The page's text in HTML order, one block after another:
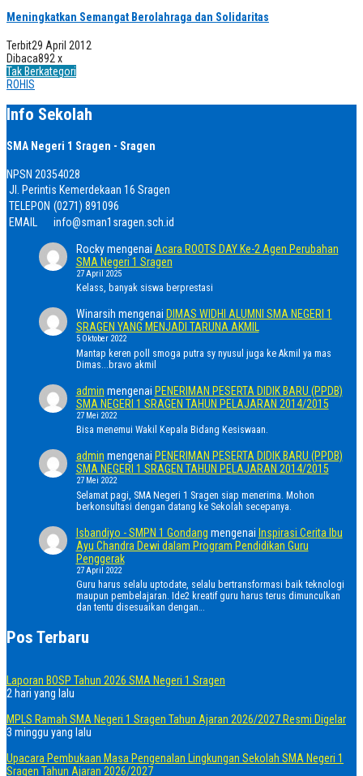
Meningkatkan Semangat Berolahraga dan Solidaritas
Terbit29 April 2012
Dibaca892 x
Tak Berkategori
ROHIS
Info Sekolah
SMA Negeri 1 Sragen - Sragen
NPSN 20354028
Jl. Perintis Kemerdekaan 16 Sragen
TELEPON (0271) 891096
EMAIL
info@sman1sragen.sch.id
Rockymengenai Acara ROOTS DAY Ke-2 Agen Perubahan
SMA Negeri 1 Sragen
27 April 2025
Kelass, banyak siswa berprestasi
Winarsih mengenai DIMAS WIDHI ALUMNI SMA NEGERI 1
SRAGEN YANG MENJADI TARUNA AKMIL
5 Oktober 2022
Mantap keren poll smoga putra sy nyusul juga ke Akmil ya mas
Dimas...bravo akmil
admin mengenai PENERIMAN PESERTA DIDIK BARU (PPDB)
SMA NEGERI 1 SRAGEN TAHUN PELAJARAN 2014/2015
27 Mei 2022
Bisa menemui Wakil Kepala Bidang Kesiswaan.
admin mengenai PENERIMAN PESERTA DIDIK BARU (PPDB)
SMA NEGERI 1 SRAGEN TAHUN PELAJARAN 2014/2015
27 Mei 2022
Selamat pagi, SMA Negeri 1 Sragen siap menerima. Mohon
berkonsultasi dengan datang ke Sekolah secepanya.
Isbandiyo - SMPN 1 Gondang mengenai Inspirasi Cerita Ibu
Ayu Chandra Dewi dalam Program Pendidikan Guru
Penggerak
27 April 2022
Guru harus selalu uptodate, selalu bertransformasi baik teknologi
maupun pembelajaran. Ide2 kreatif guru harus terus dimunculkan
dan tentu disesuaikan dengan…
Pos Terbaru
Laporan BOSP Tahun 2026 SMA Negeri 1 Sragen
2 hari yang lalu
MPLS Ramah SMA Negeri 1 Sragen Tahun Ajaran 2026/2027 Resmi Digelar
3 minggu yang lalu
Upacara Pembukaan Masa Pengenalan Lingkungan Sekolah SMA Negeri 1
Sragen Tahun Ajaran 2026/2027